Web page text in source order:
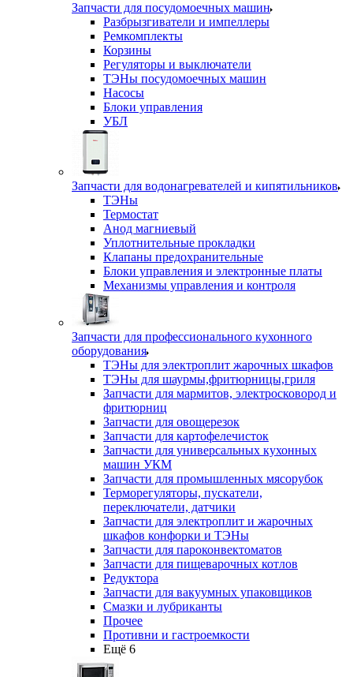
Запчасти для посудомоечных машин
Разбрызгиватели и импеллеры
Ремкомплекты
Корзины
Регуляторы и выключатели
ТЭНы посудомоечных машин
Насосы
Блоки управления
УБЛ
Запчасти для водонагревателей и кипятильников
ТЭНы
Термостат
Анод магниевый
Уплотнительные прокладки
Клапаны предохранительные
Блоки управления и электронные платы
Механизмы управления и контроля
Запчасти для профессионального кухонного
оборудования
ТЭНы для электроплит жарочных шкафов
ТЭНы для шаурмы,фритюрницы,гриля
Запчасти для мармитов, электросковород и
фритюрниц
Запчасти для овощерезок
Запчасти для картофелечисток
Запчасти для универсальных кухонных
машин УКМ
Запчасти для промышленных мясорубок
Терморегуляторы, пускатели,
переключатели, датчики
Запчасти для электроплит и жарочных
шкафов конфорки и ТЭНы
Запчасти для пароконвектоматов
Запчасти для пищеварочных котлов
Редуктора
Запчасти для вакуумных упаковщиков
Смазки и лубриканты
Прочее
Противни и гастроемкости
Ещё 6